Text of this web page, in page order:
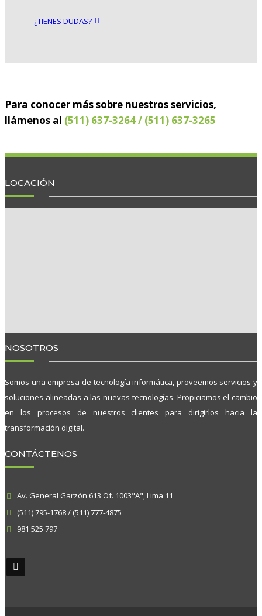
¿TIENES DUDAS?
Para conocer más sobre nuestros servicios,
llámenos al (511) 637-3264 / (511) 637-3265
LOCACIÓN
NOSOTROS
Somos una empresa de tecnología informática, proveemos servicios y
soluciones alineadas a las nuevas tecnologías. Propiciamos el cambio
en los procesos de nuestros clientes para dirigirlos hacia la
transformación digital.
CONTÁCTENOS
Av. General Garzón 613 Of. 1003"A", Lima 11
(511) 795-1768 / (511) 777-4875
981 525 797